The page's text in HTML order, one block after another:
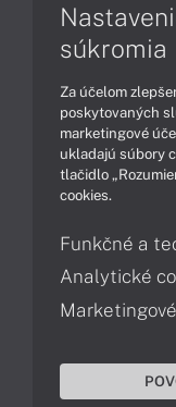
Podpora a servis
043
súkromia
Za účelom
poskytovaných
marketingové
ukladajú súbory
tlačidlo
cookies.
Funkčné a
Analytické